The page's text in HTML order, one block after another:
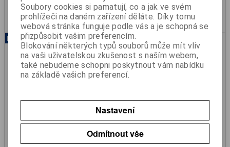
Koupit
Novinka
Houkačka 12V + kompresor 112dB
Katalogové číslo:390934023
Soubory cookies si pamatují, co a jak ve svém
prohlížeči na daném zařízení děláte. Díky tomu
webová stránka funguje podle vás a je schopná se
přizpůsobit vašim preferencím.
Blokování některých typů souborů může mít vliv
na vaši uživatelskou zkušenost s naším webem,
také nebudeme schopni poskytnout vám nabídku
na základě vašich preferencí.
Nastavení
Odmítnout vše